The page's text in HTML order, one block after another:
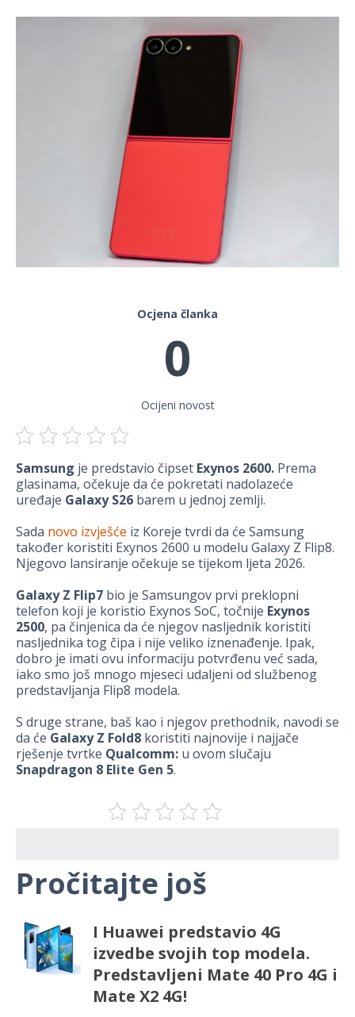
Ocjena članka
0
Ocijeni novost
Samsung je predstavio čipset Exynos 2600. Prema
glasinama, očekuje da će pokretati nadolazeće
uređaje Galaxy S26 barem u jednoj zemlji.
Sada novo izvješće iz Koreje tvrdi da će Samsung
također koristiti Exynos 2600 u modelu Galaxy Z Flip8.
Njegovo lansiranje očekuje se tijekom ljeta 2026.
Galaxy Z Flip7 bio je Samsungov prvi preklopni
telefon koji je koristio Exynos SoC, točnije Exynos
2500, pa činjenica da će njegov nasljednik koristiti
nasljednika tog čipa i nije veliko iznenađenje. Ipak,
dobro je imati ovu informaciju potvrđenu već sada,
iako smo još mnogo mjeseci udaljeni od službenog
predstavljanja Flip8 modela.
S druge strane, baš kao i njegov prethodnik, navodi se
da će Galaxy Z Fold8 koristiti najnovije i najjače
rješenje tvrtke Qualcomm: u ovom slučaju
Snapdragon 8 Elite Gen 5.
Pročitajte još
I Huawei predstavio 4G
izvedbe svojih top modela.
Predstavljeni Mate 40 Pro 4G i
Mate X2 4G!